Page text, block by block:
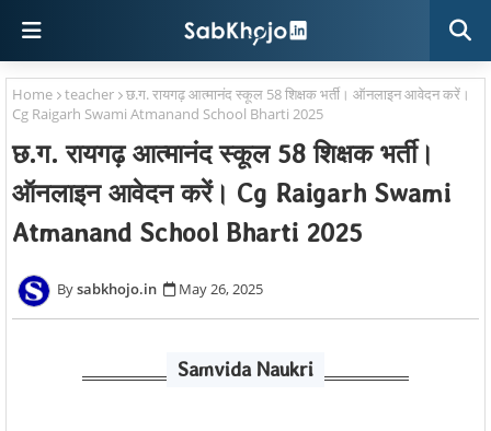
Home teacher
छ.ग. रायगढ़ आत्मानंद स्कूल 58 शिक्षक भर्ती। ऑनलाइन आवेदन करें।
Cg Raigarh Swami Atmanand School Bharti 2025
छ.ग. रायगढ़ आत्मानंद स्कूल 58 शिक्षक भर्ती।
ऑनलाइन आवेदन करें। Cg Raigarh Swami
Atmanand School Bharti 2025
sabkhojo.in May 26, 2025
Samvida Naukri